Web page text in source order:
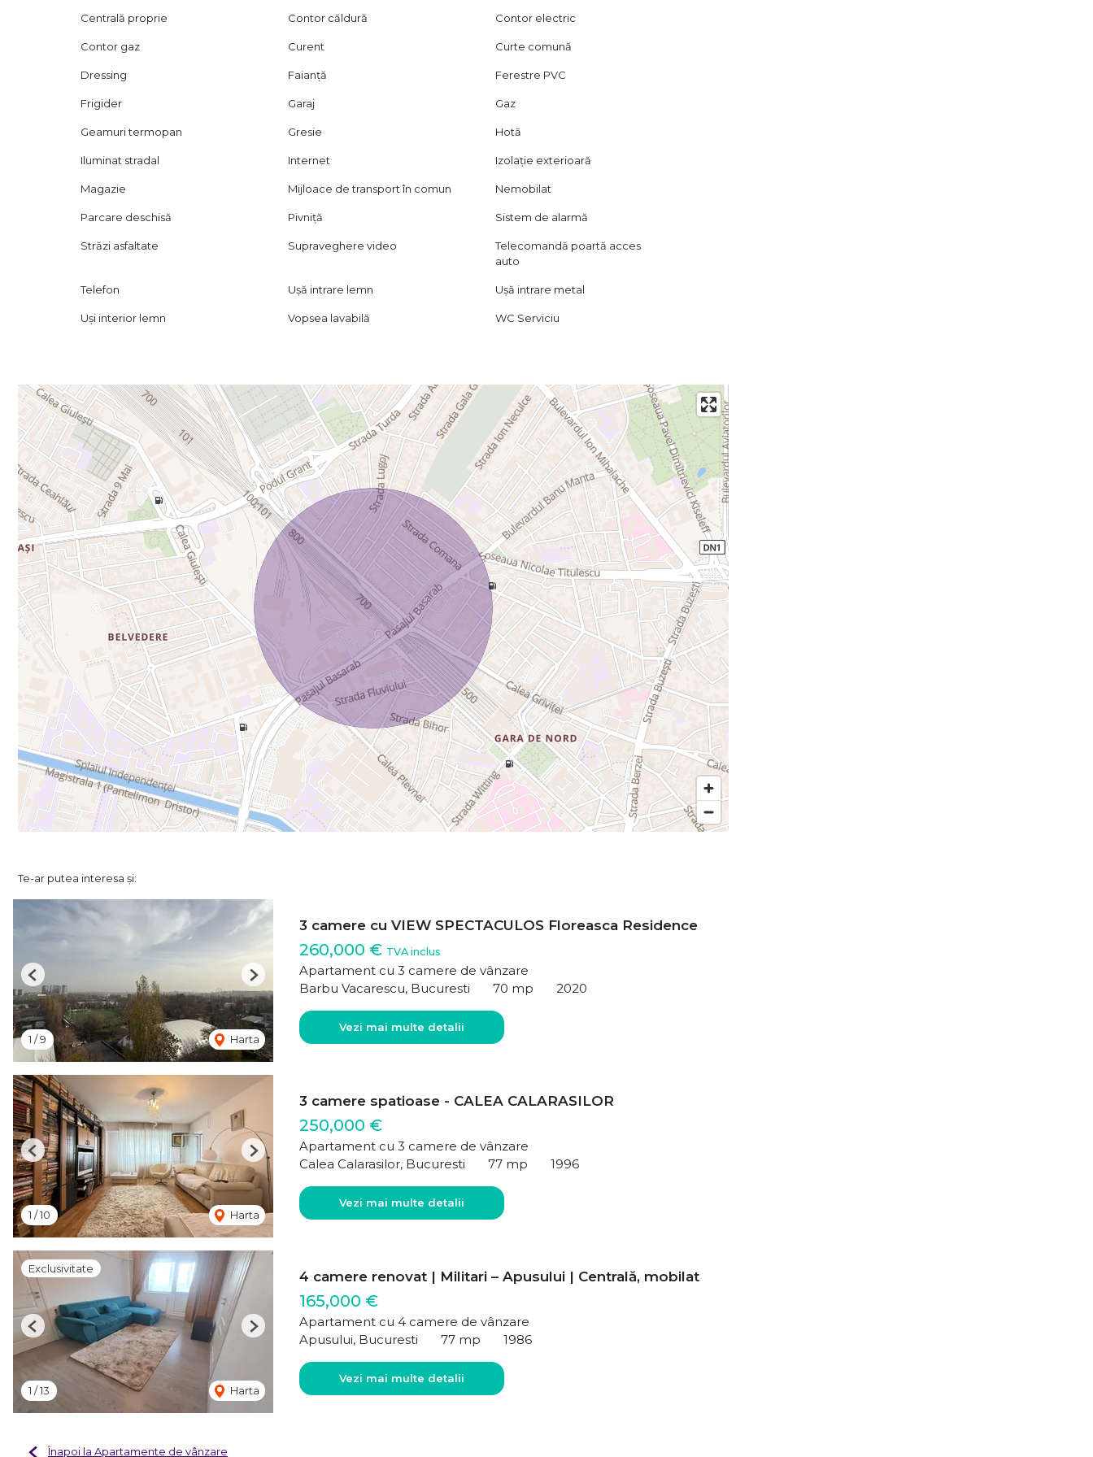
Centrală proprie Contor căldură Contor electric
Contor gaz Curent Curte comună
Dressing Faianță Ferestre PVC
Frigider Garaj Gaz
Geamuri termopan Gresie Hotă
Iluminat stradal Internet Izolație exterioară
Magazie Mijloace de transport în comun Nemobilat
Parcare deschisă Pivniță Sistem de alarmă
Străzi asfaltate Supraveghere video
Telecomandă poartă acces
auto
Telefon Ușă intrare lemn Ușă intrare metal
Uși interior lemn Vopsea lavabilă WC Serviciu
Te-ar putea interesa și:
1 /9 Harta
Previous Next
3 camere cu VIEW SPECTACULOS Floreasca Residence
260,000 € TVA inclus
Apartament cu 3 camere de vânzare
Barbu Vacarescu, Bucuresti
70 mp 2020
Vezi mai multe detalii
1 /10 Harta
Previous Next
3 camere spatioase - CALEA CALARASILOR
250,000 €
Apartament cu 3 camere de vânzare
Calea Calarasilor, Bucuresti
77 mp 1996
Vezi mai multe detalii
Exclusivitate
1 /13 Harta
Previous Next
4 camere renovat | Militari – Apusului | Centrală, mobilat
165,000 €
Apartament cu 4 camere de vânzare
Apusului, Bucuresti
77 mp 1986
Vezi mai multe detalii
Înapoi la Apartamente de vânzare